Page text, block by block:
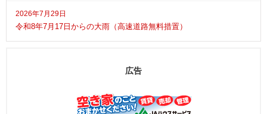
2026年7月29日
令和8年7月17日からの大雨（高速道路無料措置）
広告